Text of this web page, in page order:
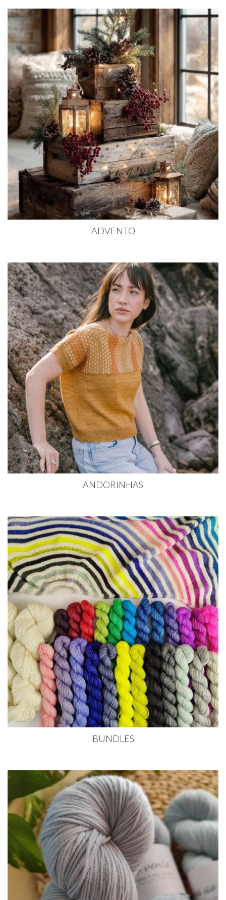
ADVENTO
ANDORINHAS
BUNDLES